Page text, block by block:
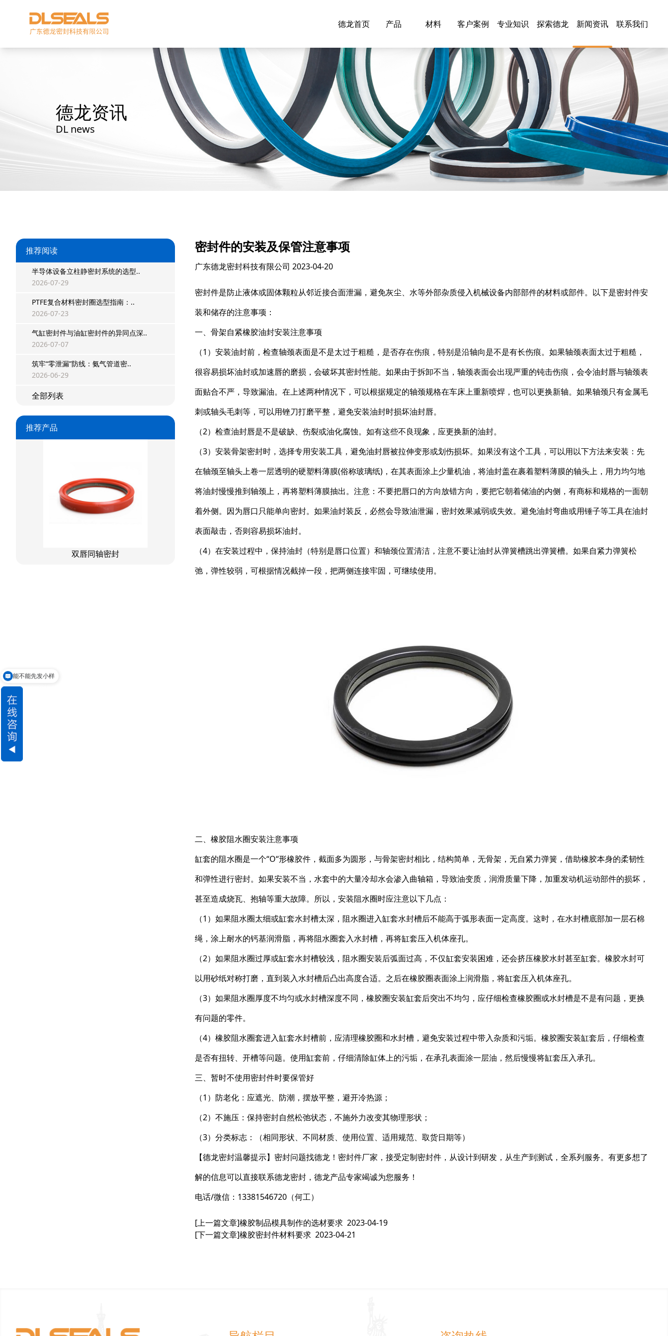
德龙首页 产品 材料 客户案例 专业知识 探索德龙 新闻资讯 联系我们
德龙资讯
DL news
推荐阅读
半导体设备立柱静密封系统的选型..
2026-07-29
PTFE复合材料密封圈选型指南：..
2026-07-23
气缸密封件与油缸密封件的异同点深..
2026-07-07
筑牢“零泄漏”防线：氨气管道密..
2026-06-29
全部列表
推荐产品
阶梯组合封
组合密封
方型组合圈
星型双O组合
阶梯组合封
密封件的安装及保管注意事项
广东德龙密封科技有限公司 2023-04-20
密封件是防止液体或固体颗粒从邻近接合面泄漏，避免灰尘、水等外部杂质侵入机械设备内部部件的材料或部件。以下是密封件安
装和储存的注意事项：
一、骨架自紧橡胶油封安装注意事项
（1）安装油封前，检查轴颈表面是不是太过于粗糙，是否存在伤痕，特别是沿轴向是不是有长伤痕。如果轴颈表面太过于粗糙，
很容易损坏油封或加速唇的磨损，会破坏其密封性能。如果由于拆卸不当，轴颈表面会出现严重的钝击伤痕，会令油封唇与轴颈表
面贴合不严，导致漏油。在上述两种情况下，可以根据规定的轴颈规格在车床上重新喷焊，也可以更换新轴。如果轴颈只有金属毛
刺或轴头毛刺等，可以用锉刀打磨平整，避免安装油封时损坏油封唇。
（2）检查油封唇是不是破缺、伤裂或油化腐蚀。如有这些不良现象，应更换新的油封。
（3）安装骨架密封时，选择专用安装工具，避免油封唇被拉伸变形或划伤损坏。如果没有这个工具，可以用以下方法来安装：先
在轴颈至轴头上卷一层透明的硬塑料薄膜(俗称玻璃纸)，在其表面涂上少量机油，将油封盖在裹着塑料薄膜的轴头上，用力均匀地
将油封慢慢推到轴颈上，再将塑料薄膜抽出。注意：不要把唇口的方向放错方向，要把它朝着储油的内侧，有商标和规格的一面朝
着外侧。因为唇口只能单向密封。如果油封装反，必然会导致油泄漏，密封效果减弱或失效。避免油封弯曲或用锤子等工具在油封
表面敲击，否则容易损坏油封。
（4）在安装过程中，保持油封（特别是唇口位置）和轴颈位置清洁，注意不要让油封从弹簧槽跳出弹簧槽。如果自紧力弹簧松
弛，弹性较弱，可根据情况截掉一段，把两侧连接牢固，可继续使用。
二、橡胶阻水圈安装注意事项
缸套的阻水圈是一个“O“形橡胶件，截面多为圆形，与骨架密封相比，结构简单，无骨架，无自紧力弹簧，借助橡胶本身的柔韧性
和弹性进行密封。如果安装不当，水套中的大量冷却水会渗入曲轴箱，导致油变质，润滑质量下降，加重发动机运动部件的损坏，
甚至造成烧瓦、抱轴等重大故障。所以，安装阻水圈时应注意以下几点：
（1）如果阻水圈太细或缸套水封槽太深，阻水圈进入缸套水封槽后不能高于弧形表面一定高度。这时，在水封槽底部加一层石棉
绳，涂上耐水的钙基润滑脂，再将阻水圈套入水封槽，再将缸套压入机体座孔。
（2）如果阻水圈过厚或缸套水封槽较浅，阻水圈安装后弧面过高，不仅缸套安装困难，还会挤压橡胶水封甚至缸套。橡胶水封可
以用砂纸对称打磨，直到装入水封槽后凸出高度合适。之后在橡胶圈表面涂上润滑脂，将缸套压入机体座孔。
（3）如果阻水圈厚度不均匀或水封槽深度不同，橡胶圈安装缸套后突出不均匀，应仔细检查橡胶圈或水封槽是不是有问题，更换
有问题的零件。
（4）橡胶阻水圈套进入缸套水封槽前，应清理橡胶圈和水封槽，避免安装过程中带入杂质和污垢。橡胶圈安装缸套后，仔细检查
是否有扭转、开槽等问题。使用缸套前，仔细清除缸体上的污垢，在承孔表面涂一层油，然后慢慢将缸套压入承孔。
三、暂时不使用密封件时要保管好
（1）防老化：应遮光、防潮，摆放平整，避开冷热源；
（2）不施压：保持密封自然松弛状态，不施外力改变其物理形状；
（3）分类标志：（相同形状、不同材质、使用位置、适用规范、取货日期等）
【德龙密封温馨提示】密封问题找德龙！密封件厂家，接受定制密封件，从设计到研发，从生产到测试，全系列服务。有更多想了
解的信息可以直接联系德龙密封，德龙产品专家竭诚为您服务！
电话/微信：13381546720（何工）
[上一篇文章]橡胶制品模具制作的选材要求 2023-04-19
[下一篇文章]橡胶密封件材料要求 2023-04-21
交货期怎么样